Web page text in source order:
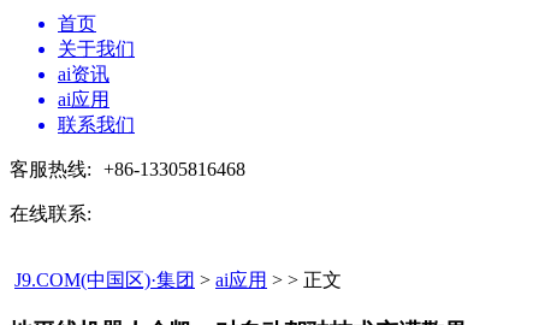
首页
关于我们
ai资讯
ai应用
联系我们
客服热线: +86-13305816468
在线联系:
J9.COM(中国区)·集团 > ai应用 > > 正文